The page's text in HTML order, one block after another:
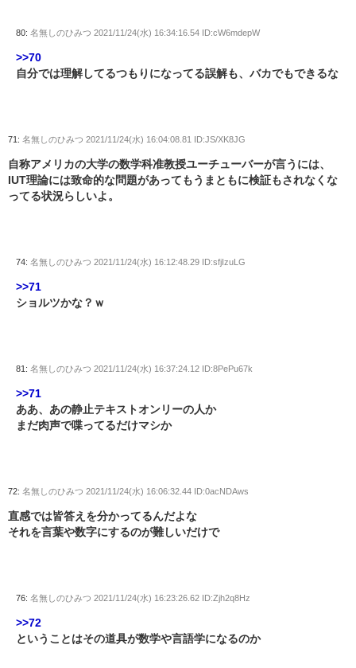
80: 名無しのひみつ 2021/11/24(水) 16:34:16.54 ID:cW6mdepW
>>70
自分では理解してるつもりになってる誤解も、バカでもできるな
71: 名無しのひみつ 2021/11/24(水) 16:04:08.81 ID:JS/XK8JG
自称アメリカの大学の数学科准教授ユーチューバーが言うには、
IUT理論には致命的な問題があってもうまともに検証もされなくな
ってる状況らしいよ。
74: 名無しのひみつ 2021/11/24(水) 16:12:48.29 ID:sfjIzuLG
>>71
ショルツかな？ｗ
81: 名無しのひみつ 2021/11/24(水) 16:37:24.12 ID:8PePu67k
>>71
ああ、あの静止テキストオンリーの人か
まだ肉声で喋ってるだけマシか
72: 名無しのひみつ 2021/11/24(水) 16:06:32.44 ID:0acNDAws
直感では皆答えを分かってるんだよな
それを言葉や数字にするのが難しいだけで
76: 名無しのひみつ 2021/11/24(水) 16:23:26.62 ID:Zjh2q8Hz
>>72
ということはその道具が数学や言語学になるのか